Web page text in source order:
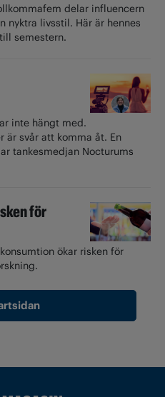
delar influencern
nyktra livsstil. Här är hennes
semestern.
inte hängt med.
är svår att komma åt. En
tankesmedjan Nocturums
för
ökar risken för